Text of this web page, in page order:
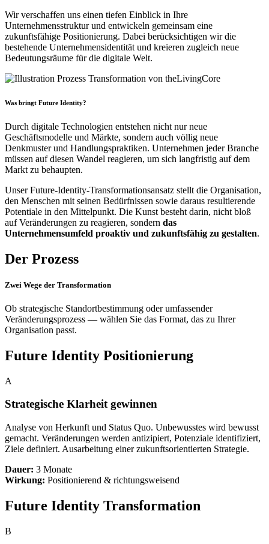
Wir verschaffen uns einen tiefen Einblick in Ihre
Unternehmensstruktur und entwickeln gemeinsam eine
zukunftsfähige Positionierung. Dabei berücksichtigen wir die
bestehende Unternehmensidentität und kreieren zugleich neue
Bedeutungsräume für die digitale Welt.
Was bringt Future Identity?
Durch digitale Technologien entstehen nicht nur neue
Geschäftsmodelle und Märkte, sondern auch völlig neue
Denkmuster und Handlungspraktiken. Unternehmen jeder Branche
müssen auf diesen Wandel reagieren, um sich langfristig auf dem
Markt zu behaupten.
Unser Future-Identity-Transformationsansatz stellt die Organisation,
den Menschen mit seinen Bedürfnissen sowie daraus resultierende
Potentiale in den Mittelpunkt. Die Kunst besteht darin, nicht bloß
auf Veränderungen zu reagieren, sondern das
Unternehmensumfeld proaktiv und zukunftsfähig zu gestalten.
Der Prozess
Zwei Wege der Transformation
Ob strategische Standortbestimmung oder umfassender
Veränderungsprozess — wählen Sie das Format, das zu Ihrer
Organisation passt.
Future Identity Positionierung
A
Strategische Klarheit gewinnen
Analyse von Herkunft und Status Quo. Unbewusstes wird bewusst
gemacht. Veränderungen werden antizipiert, Potenziale identifiziert,
Ziele definiert. Ausarbeitung einer zukunftsorientierten Strategie.
Dauer: 3 Monate
Wirkung: Positionierend & richtungsweisend
Future Identity Transformation
B